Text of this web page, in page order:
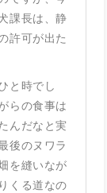
課長は、静
許可が出た
と時でし
らの食事は
んだなと実
後のヌワラ
を縫いなが
くる道なの